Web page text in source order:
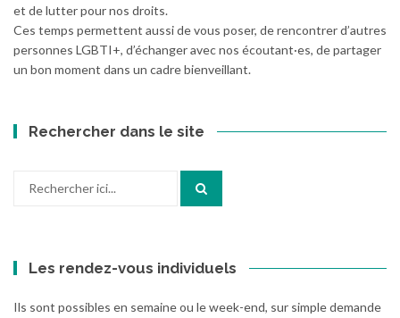
et de lutter pour nos droits.
Ces temps permettent aussi de vous poser, de rencontrer d’autres
personnes LGBTI+, d’échanger avec nos écoutant·es, de partager
un bon moment dans un cadre bienveillant.
Rechercher dans le site
Les rendez-vous individuels
Ils sont possibles en semaine ou le week-end, sur simple demande